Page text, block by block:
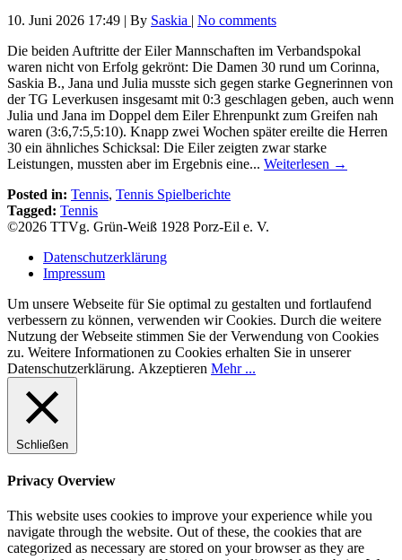
10. Juni 2026 17:49 | By Saskia | No comments
Die beiden Auftritte der Eiler Mannschaften im Verbandspokal
waren nicht von Erfolg gekrönt: Die Damen 30 rund um Corinna,
Saskia B., Jana und Julia musste sich gegen starke Gegnerinnen von
der TG Leverkusen insgesamt mit 0:3 geschlagen geben, auch wenn
Julia und Jana im Doppel dem Eiler Ehrenpunkt zum Greifen nah
waren (3:6,7:5,5:10). Knapp zwei Wochen später ereilte die Herren
30 ein ähnliches Schicksal: Die Eiler zeigten zwar starke
Leistungen, mussten aber im Ergebnis eine... Weiterlesen →
Posted in: Tennis, Tennis Spielberichte
Tagged: Tennis
©2026 TTVg. Grün-Weiß 1928 Porz-Eil e. V.
Datenschutzerklärung
Impressum
Um unsere Webseite für Sie optimal zu gestalten und fortlaufend
verbessern zu können, verwenden wir Cookies. Durch die weitere
Nutzung der Webseite stimmen Sie der Verwendung von Cookies
zu. Weitere Informationen zu Cookies erhalten Sie in unserer
Datenschutzerklärung. Akzeptieren Mehr ...
Schließen
Privacy Overview
This website uses cookies to improve your experience while you
navigate through the website. Out of these, the cookies that are
categorized as necessary are stored on your browser as they are